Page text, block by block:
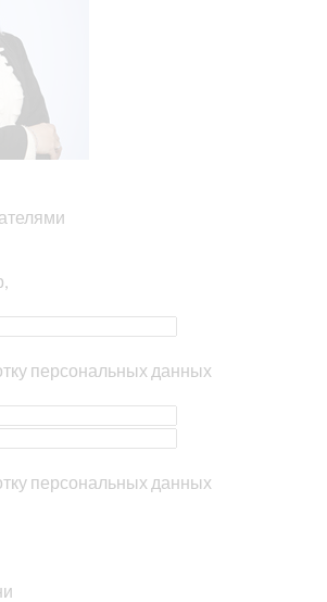
персональных данных
персональных данных